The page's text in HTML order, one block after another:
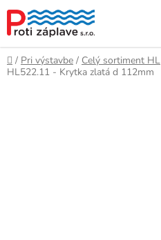
obsah
Domov
/ Pri výstavbe / Celý sortiment HL
HL522.11 - Krytka zlatá d 112mm